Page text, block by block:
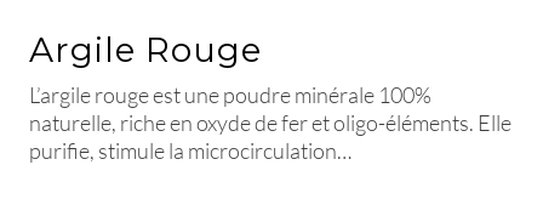
Argile Rouge
L’argile rouge est une poudre minérale 100%
naturelle, riche en oxyde de fer et oligo-éléments. Elle
purifie, stimule la microcirculation…